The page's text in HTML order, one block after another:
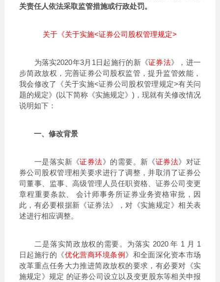
关责任人依法采取监管措施或行政处罚。
关于《关于实施<证券公司股权管理规定>
为落实2020年3月1日起施行的新《证券法》，进一
步简政放权，完善证券公司股权监管，提升监管效能，
我会修改了《关于实施<证券公司股权管理规定>有关问
题的规定》(以下简称《实施规定》)，现就有关修改情况
说明如下：
一、修改背景
一是落实新《证券法》的需要。新《证券法》对证
券公司股权管理相关要求进行了调整，并取消了证券公
司董事、监事、高级管理人员任职资格、证券公司变更
章程重要条款、 会计师事务所证券业务资格审批，因
此，有必要根据新《证券法》，对《实施规定》相关表
述进行相应调整。
二是落实简政放权的需要。为落实 2020 年 1 月 1
日起施行的《优化营商环境条例》和全面深化资本市场
改革重点任务大力推进简政放权的要求，有必要对《实
施规定》规定 的证券公司设立以及变更股东等相关申报